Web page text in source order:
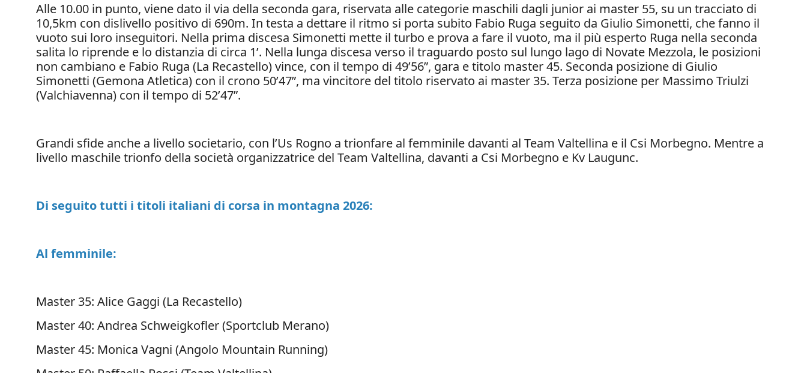
Alle 10.00 in punto, viene dato il via della seconda gara, riservata alle categorie maschili dagli junior ai master 55, su un tracciato di
10,5km con dislivello positivo di 690m. In testa a dettare il ritmo si porta subito Fabio Ruga seguito da Giulio Simonetti, che fanno il
vuoto sui loro inseguitori. Nella prima discesa Simonetti mette il turbo e prova a fare il vuoto, ma il più esperto Ruga nella seconda
salita lo riprende e lo distanzia di circa 1’. Nella lunga discesa verso il traguardo posto sul lungo lago di Novate Mezzola, le posizioni
non cambiano e Fabio Ruga (La Recastello) vince, con il tempo di 49’56”, gara e titolo master 45. Seconda posizione di Giulio
Simonetti (Gemona Atletica) con il crono 50’47”, ma vincitore del titolo riservato ai master 35. Terza posizione per Massimo Triulzi
(Valchiavenna) con il tempo di 52’47”.
Grandi sfide anche a livello societario, con l’Us Rogno a trionfare al femminile davanti al Team Valtellina e il Csi Morbegno. Mentre a
livello maschile trionfo della società organizzatrice del Team Valtellina, davanti a Csi Morbegno e Kv Laugunc.
Di seguito tutti i titoli italiani di corsa in montagna 2026:
Al femminile:
Master 35: Alice Gaggi (La Recastello)
Master 40: Andrea Schweigkofler (Sportclub Merano)
Master 45: Monica Vagni (Angolo Mountain Running)